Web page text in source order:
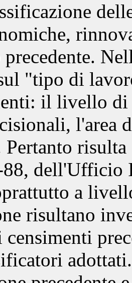
precedente.
"tipo di
il livello di
l'area
dell'Ufficio
a
risultano
censimenti